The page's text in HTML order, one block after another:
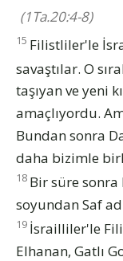
(1Ta.20:4-8)
15 Filistliler'le
savaştılar. O
taşıyan ve yeni
amaçlıyordu.
Bundan sonra
daha bizimle
18 Bir süre sonra
soyundan Saf
19 İsrailliler'le
Elhanan, Gatlı